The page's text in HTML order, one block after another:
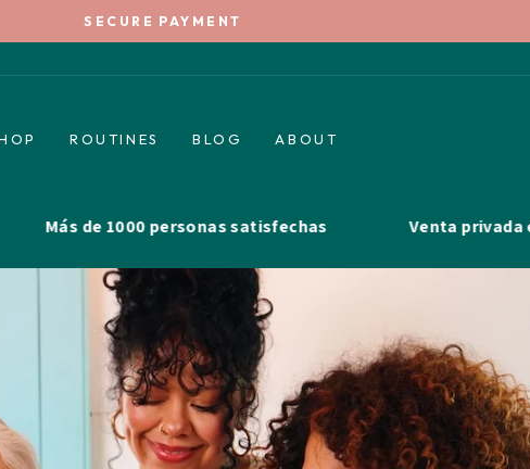
Pause
SECURE PAYMENT
ROUTINES BLOG ABOUT
1000 personas satisfechas Venta privada exclusiva